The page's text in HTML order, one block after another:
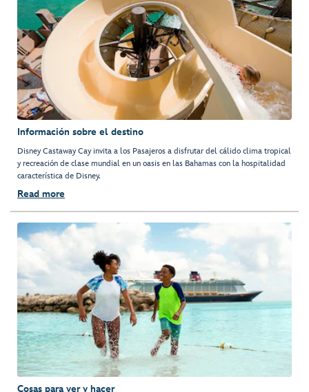
Información sobre el destino
Disney Castaway Cay invita a los Pasajeros a disfrutar del cálido clima tropical
y recreación de clase mundial en un oasis en las Bahamas con la hospitalidad
característica de Disney.
Read more
Cosas para ver y hacer